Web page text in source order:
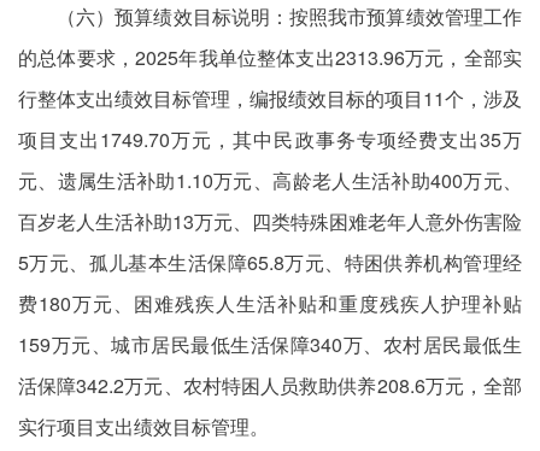
（六）预算绩效目标说明：按照我市预算绩效管理工作
的总体要求，2025年我单位整体支出2313.96万元，全部实
行整体支出绩效目标管理，编报绩效目标的项目11个，涉及
项目支出1749.70万元，其中民政事务专项经费支出35万
元、遗属生活补助1.10万元、高龄老人生活补助400万元、
百岁老人生活补助13万元、四类特殊困难老年人意外伤害险
5万元、孤儿基本生活保障65.8万元、特困供养机构管理经
费180万元、困难残疾人生活补贴和重度残疾人护理补贴
159万元、城市居民最低生活保障340万、农村居民最低生
活保障342.2万元、农村特困人员救助供养208.6万元，全部
实行项目支出绩效目标管理。